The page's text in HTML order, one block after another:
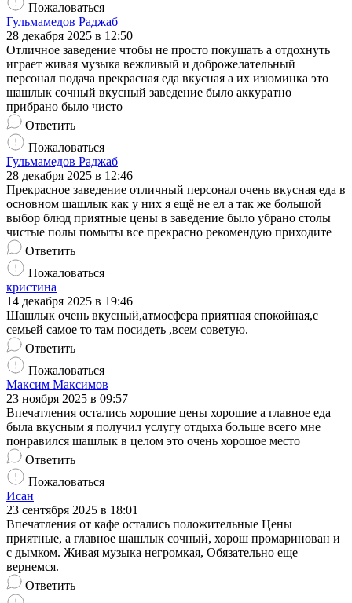
Пожаловаться
Гульмамедов Раджаб
28 декабря 2025 в 12:50
Отличное заведение чтобы не просто покушать а отдохнуть
играет живая музыка вежливый и доброжелательный
персонал подача прекрасная еда вкусная а их изюминка это
шашлык сочный вкусный заведение было аккуратно
прибрано было чисто
Ответить
Пожаловаться
Гульмамедов Раджаб
28 декабря 2025 в 12:46
Прекрасное заведение отличный персонал очень вкусная еда в
основном шашлык как у них я ещё не ел а так же большой
выбор блюд приятные цены в заведение было убрано столы
чистые полы помыты все прекрасно рекомендую приходите
Ответить
Пожаловаться
кристина
14 декабря 2025 в 19:46
Шашлык очень вкусный,атмосфера приятная спокойная,с
семьей самое то там посидеть ,всем советую.
Ответить
Пожаловаться
Максим Максимов
23 ноября 2025 в 09:57
Впечатления остались хорошие цены хорошие а главное еда
была вкусным я получил услугу отдыха больше всего мне
понравился шашлык в целом это очень хорошое место
Ответить
Пожаловаться
Исан
23 сентября 2025 в 18:01
Впечатления от кафе остались положительные Цены
приятные, а главное шашлык сочный, хорош промаринован и
с дымком. Живая музыка негромкая, Обязательно еще
вернемся.
Ответить